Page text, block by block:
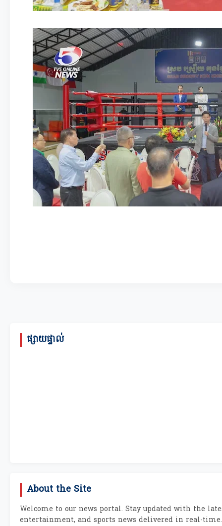
ផ្សាយផ្ទាល់
About the Site
Welcome to our news portal. Stay updated with the
entertainment, and sports news delivered in real-time.